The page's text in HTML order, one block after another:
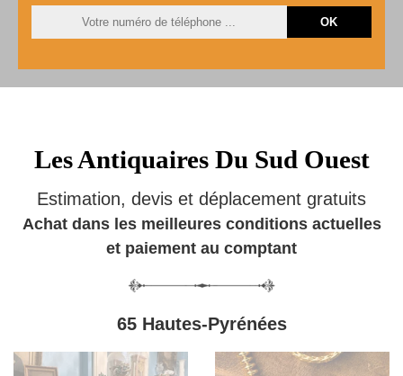
Les Antiquaires Du Sud Ouest
Estimation, devis et déplacement gratuits
Achat dans les meilleures conditions actuelles
et paiement au comptant
65 Hautes-Pyrénées